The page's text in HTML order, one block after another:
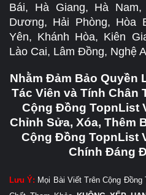
Bái, Hà Giang, Hà
Dương, Hải Phòng, Hòa
Yên, Khánh Hòa, Kiên
Lào Cai, Lâm Đồng, Nghệ
Nhằm Đảm Bảo Quyền
Tác Viên và Tính Chân
Cộng Đồng TopnList
Chỉnh Sửa, Xóa, Thêm
Cộng Đồng TopnList
Chính Đáng
Lưu Ý: Mọi Bài Viết Trên Cộng Đồng